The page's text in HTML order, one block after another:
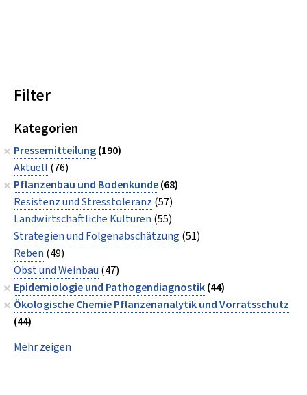
Filter
Kategorien
Pressemitteilung(190)
Aktuell (76)
Pflanzenbau und Bodenkunde(68)
Resistenz und Stresstoleranz (57)
Landwirtschaftliche Kulturen (55)
Strategien und Folgenabschätzung (51)
Reben (49)
Obst und Weinbau (47)
Epidemiologie und Pathogendiagnostik(44)
Ökologische Chemie Pflanzenanalytik und Vorratsschutz
(44)
Mehr zeigen